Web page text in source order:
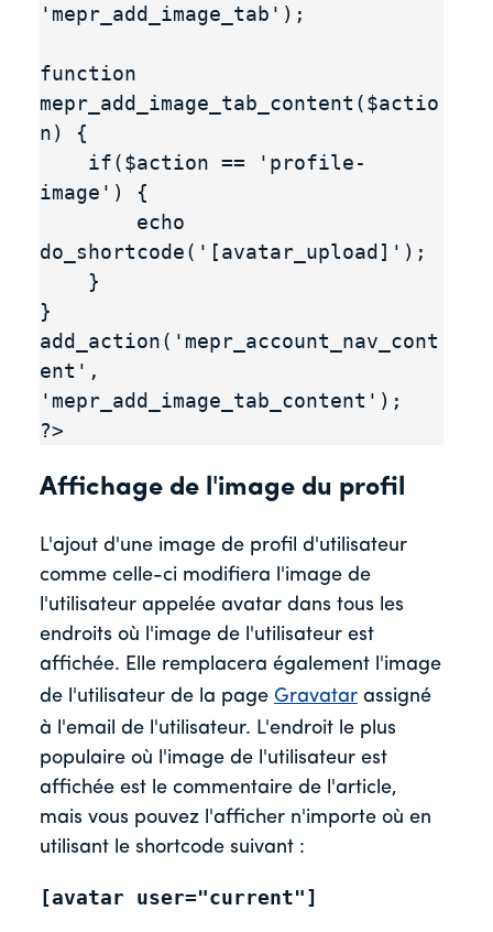
'mepr_add_image_tab');
function
mepr_add_image_tab_content($actio
n) {
image') {
do_shortcode('[avatar_upload]');
}
add_action('mepr_account_nav_cont
ent',
'mepr_add_image_tab_content');
?>
Affichage de l'image du profil
L'ajout d'une image de profil d'utilisateur
comme celle-ci modifiera l'image de
l'utilisateur appelée avatar dans tous les
endroits où l'image de l'utilisateur est
affichée. Elle remplacera également l'image
de l'utilisateur de la page Gravatar assigné
à l'email de l'utilisateur. L'endroit le plus
populaire où l'image de l'utilisateur est
affichée est le commentaire de l'article,
mais vous pouvez l'afficher n'importe où en
utilisant le shortcode suivant :
[avatar user="current"]